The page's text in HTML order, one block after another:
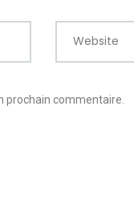
Website
prochain commentaire.